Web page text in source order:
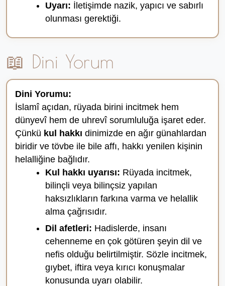
Uyarı: İletişimde nazik, yapıcı ve sabırlı
olunması gerektiği.
📖 Dini Yorum
Dini Yorumu:
İslamî açıdan, rüyada birini incitmek hem
dünyevî hem de uhrevî sorumluluğa işaret eder.
Çünkü kul hakkı dinimizde en ağır günahlardan
biridir ve tövbe ile bile affı, hakkı yenilen kişinin
helalliğine bağlıdır.
Kul hakkı uyarısı: Rüyada incitmek,
bilinçli veya bilinçsiz yapılan
haksızlıkların farkına varma ve helallik
alma çağrısıdır.
Dil afetleri: Hadislerde, insanı
cehenneme en çok götüren şeyin dil ve
nefis olduğu belirtilmiştir. Sözle incitmek,
gıybet, iftira veya kırıcı konuşmalar
konusunda uyarı olabilir.